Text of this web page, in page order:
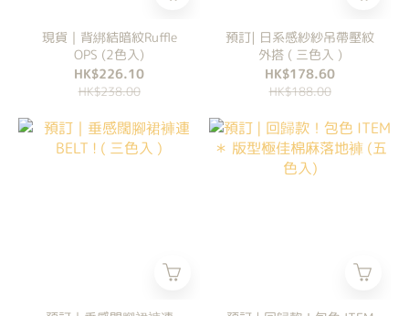
現貨｜背綁結暗紋Ruffle
OPS (2色入)
HK$226.10
HK$238.00
預訂| 日系感紗紗吊帶壓紋
外搭 ( 三色入 )
HK$178.60
HK$188.00